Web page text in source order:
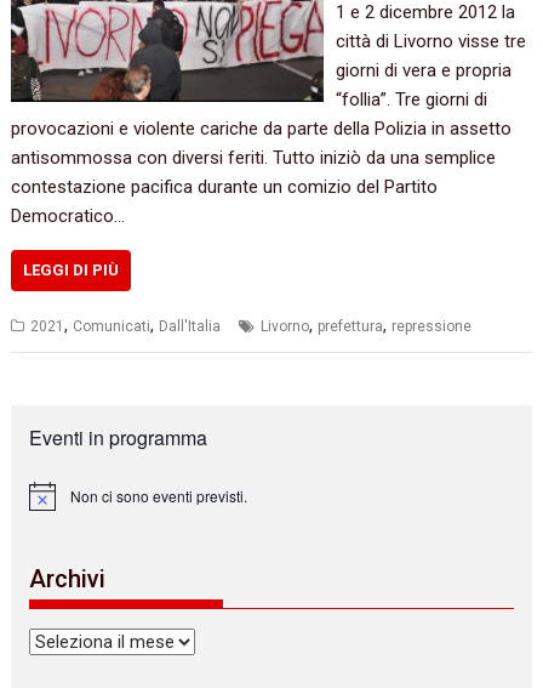
1 e 2 dicembre 2012 la
città di Livorno visse tre
giorni di vera e propria
“follia”. Tre giorni di
provocazioni e violente cariche da parte della Polizia in assetto
antisommossa con diversi feriti. Tutto iniziò da una semplice
contestazione pacifica durante un comizio del Partito
Democratico…
LEGGI DI PIÙ
2021, Comunicati, Dall'Italia Livorno, prefettura, repressione
Eventi in programma
N
c
e
Non ci sono eventi previsti.
Archivi
Archivi